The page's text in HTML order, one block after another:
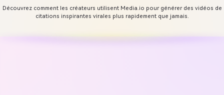
Découvrez comment les créateurs utilisent Media.io pour générer des vidéos de
citations inspirantes virales plus rapidement que jamais.